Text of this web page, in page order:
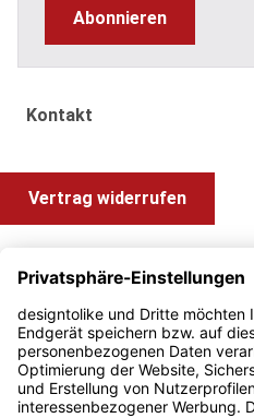
Abonnieren
Kontakt
Vertrag widerrufen
Information und Impressum
Zahlung & Versand